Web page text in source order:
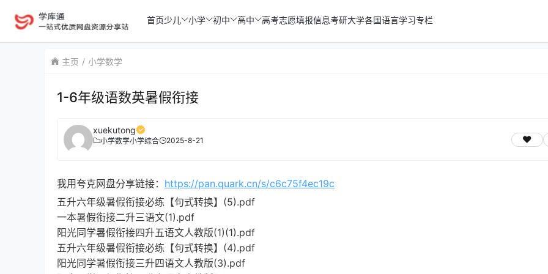
首页少儿 小学 初中 高中 高考志愿填报信息考研大学各国语言学习专栏
主页 小学数学
1-6年级语数英暑假衔接
xuekutong
小学数学小学综合 2025-8-21
我用夸克网盘分享链接： https://pan.quark.cn/s/c6c75f4ec19c
五升六年级暑假衔接必练【句式转换】(5).pdf
一本暑假衔接二升三语文(1).pdf
阳光同学暑假衔接四升五语文人教版(1)(1).pdf
五升六年级暑假衔接必练【句式转换】(4).pdf
阳光同学暑假衔接三升四语文人教版(3).pdf